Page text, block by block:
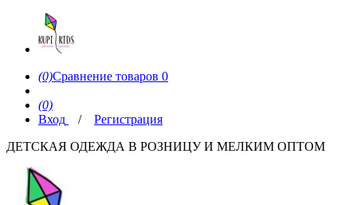
(0)Сравнение товаров 0
(0)
Вход
/
Регистрация
ДЕТСКАЯ ОДЕЖДА В РОЗНИЦУ И МЕЛКИМ ОПТОМ